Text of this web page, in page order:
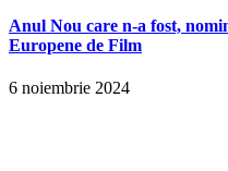
Anul Nou care n-a fost,
Europene de Film
6 noiembrie 2024